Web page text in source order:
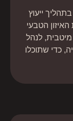
ייעוץ
הטבעי
מיטבית, לנהל
כדי שתוכלו